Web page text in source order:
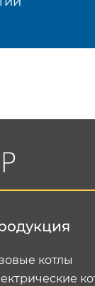
котлы